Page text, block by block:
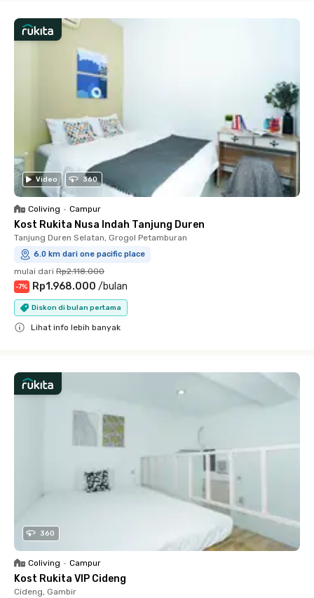
Video 360
Coliving • Campur
Kost Rukita Nusa Indah Tanjung Duren
Tanjung Duren Selatan, Grogol Petamburan
6.0 km dari one pacific place
mulai dari Rp2.118.000
-7% Rp1.968.000 /bulan
Diskon di bulan pertama
Lihat info lebih banyak
360
Coliving • Campur
Kost Rukita VIP Cideng
Cideng, Gambir